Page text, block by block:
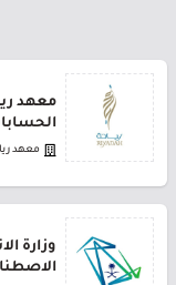
معهد
معهد
وزارة